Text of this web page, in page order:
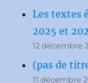
Les textes
2025 et
12 décembre
(pas de
11 décembre